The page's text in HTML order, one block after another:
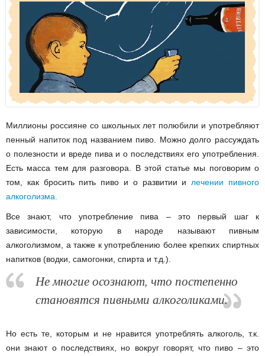
Миллионы россияне со школьных лет полюбили и употребляют
пенный напиток под названием пиво. Можно долго рассуждать
о полезности и вреде пива и о последствиях его употребления.
Есть масса тем для разговора. В этой статье мы поговорим о
том, как бросить пить пиво и о развитии и лечении пивного
алкоголизма.
Все знают, что употребление пива – это первый шаг к
зависимости, которую в народе называют пивным
алкоголизмом, а также к употреблению более крепких спиртных
напитков (водки, самогонки, спирта и т.д.).
Не многие осознают, что постепенно
становятся пивными алкоголиками.
Но есть те, которым и не нравится употреблять алкоголь, т.к.
они знают о последствиях, но вокруг говорят, что пиво – это